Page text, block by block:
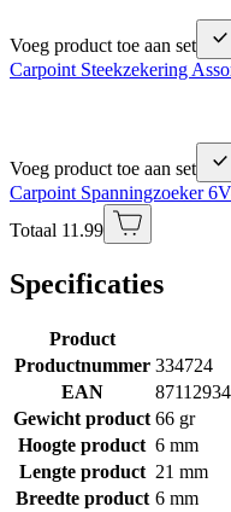
Voeg product toe aan set
Carpoint Steekzekering
Voeg product toe aan set
Carpoint Spanningzoeker
Totaal 11.99
Specificaties
Product
Productnummer 334724
EAN
Gewicht product 66 gr
Hoogte product 6 mm
Lengte product 21 mm
Breedte product 6 mm